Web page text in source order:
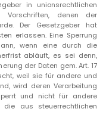
in unionsrechtlichen
Vorschriften, denen der
Der Gesetzgeber hat
erlassen. Eine Sperrung
wenn eine durch die
abläuft, es sei denn,
der Daten gem. Art. 17
weil sie für andere und
wird deren Verarbeitung
und nicht für andere
die aus steuerrechtlichen